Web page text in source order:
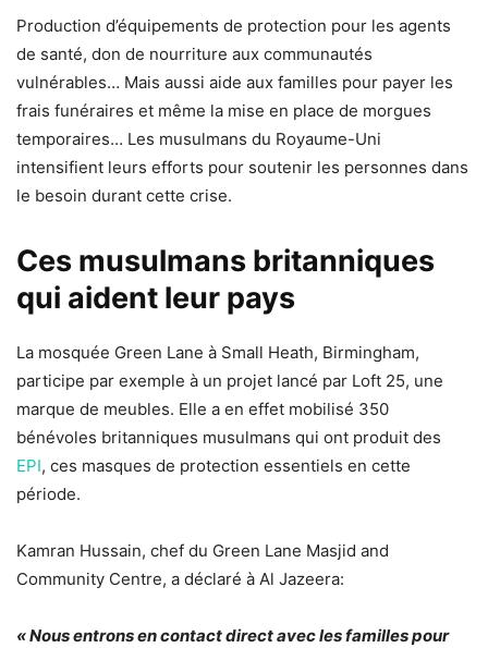
Production d’équipements de protection pour les agents
de santé, don de nourriture aux communautés
vulnérables… Mais aussi aide aux familles pour payer les
frais funéraires et même la mise en place de morgues
temporaires… Les musulmans du Royaume-Uni
intensifient leurs efforts pour soutenir les personnes dans
le besoin durant cette crise.
Ces musulmans britanniques
qui aident leur pays
La mosquée Green Lane à Small Heath, Birmingham,
participe par exemple à un projet lancé par Loft 25, une
marque de meubles. Elle a en effet mobilisé 350
bénévoles britanniques musulmans qui ont produit des
EPI, ces masques de protection essentiels en cette
période.
Kamran Hussain, chef du Green Lane Masjid and
Community Centre, a déclaré à Al Jazeera:
« Nous entrons en contact direct avec les familles pour